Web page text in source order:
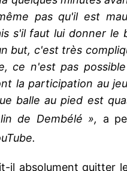
pas qu'il est
s'il faut lui donner le
but, c'est très
ce n'est pas
la participation au
balle au pied est
de Dembélé », a
il absolument quitter